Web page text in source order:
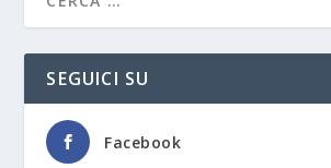
SEGUICI SU
Facebook